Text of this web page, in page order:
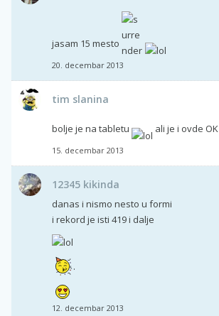
jasam 15 mesto
20. decembar 2013
tim slanina
bolje je na tabletu ali je i ovde OK
15. decembar 2013
12345 kikinda
danas i nismo nesto u formi
i rekord je isti 419 i dalje
.
12. decembar 2013